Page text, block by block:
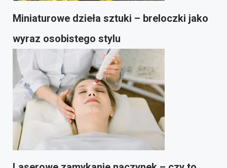
Miniaturowe dzieła sztuki – breloczki jako
wyraz osobistego stylu